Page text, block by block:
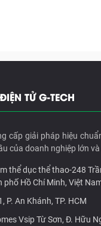
TỬ G-TECH
cấp giải pháp hiệu
của doanh nghiệp lớn và
thể dục thể thao-248
Hồ Chí Minh, Việt
P. An Khánh, TP. HCM
Vsip Từ Sơn, Đ. Hữu